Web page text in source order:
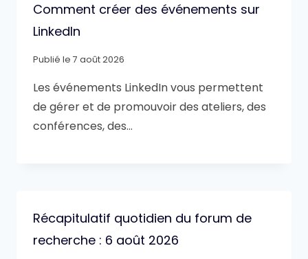
Comment créer des événements sur
LinkedIn
Publié le 7 août 2026
Les événements LinkedIn vous permettent
de gérer et de promouvoir des ateliers, des
conférences, des…
Récapitulatif quotidien du forum de
recherche : 6 août 2026